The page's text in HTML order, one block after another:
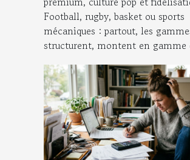
Football, rugby, basket ou sports
mécaniques : partout, les
structurent, montent en gamme